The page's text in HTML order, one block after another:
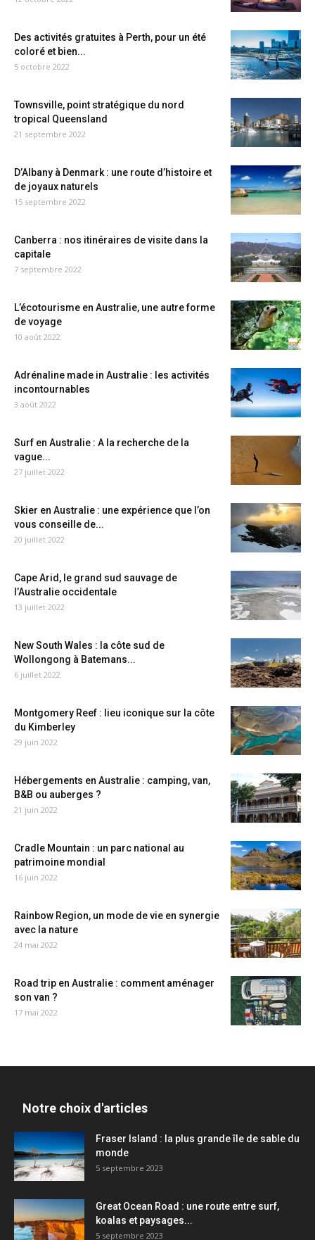
Des activités gratuites à Perth, pour un été
coloré et bien...
5 octobre 2022
Townsville, point stratégique du nord
tropical Queensland
21 septembre 2022
D’Albany à Denmark : une route d’histoire et
de joyaux naturels
15 septembre 2022
Canberra : nos itinéraires de visite dans la
capitale
7 septembre 2022
L’écotourisme en Australie, une autre forme
de voyage
10 août 2022
Adrénaline made in Australie : les activités
incontournables
3 août 2022
Surf en Australie : A la recherche de la
vague...
27 juillet 2022
Skier en Australie : une expérience que l’on
vous conseille de...
20 juillet 2022
Cape Arid, le grand sud sauvage de
l’Australie occidentale
13 juillet 2022
New South Wales : la côte sud de
Wollongong à Batemans...
6 juillet 2022
Montgomery Reef : lieu iconique sur la côte
du Kimberley
29 juin 2022
Hébergements en Australie : camping, van,
B&B ou auberges ?
21 juin 2022
Cradle Mountain : un parc national au
patrimoine mondial
16 juin 2022
Rainbow Region, un mode de vie en synergie
avec la nature
24 mai 2022
Road trip en Australie : comment aménager
son van ?
17 mai 2022
Notre choix d'articles
Fraser Island : la plus grande île de sable du
monde
5 septembre 2023
Great Ocean Road : une route entre surf,
koalas et paysages...
5 septembre 2023